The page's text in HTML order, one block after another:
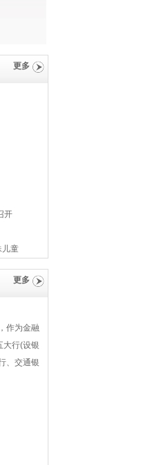
更多
开
儿童
更多
作为金融
大行(设银
、交通银